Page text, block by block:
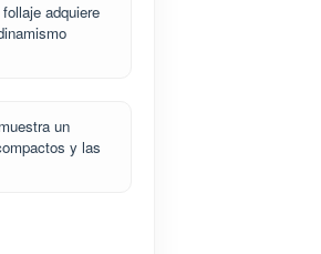
adquiere
un
y las